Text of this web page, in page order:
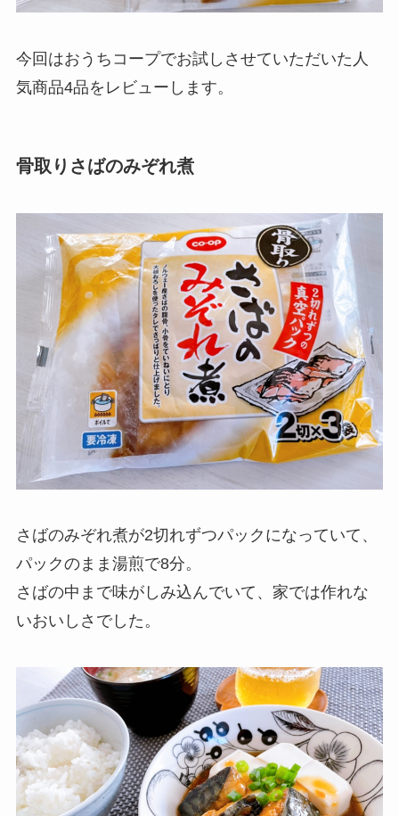
今回はおうちコープでお試しさせていただいた人
気商品4品をレビューします。
骨取りさばのみぞれ煮
さばのみぞれ煮が2切れずつパックになっていて、
パックのまま湯煎で8分。
さばの中まで味がしみ込んでいて、家では作れな
いおいしさでした。